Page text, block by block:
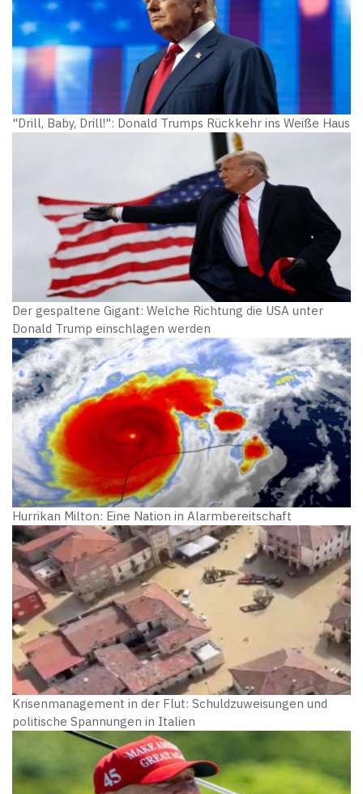
"Drill, Baby, Drill!": Donald Trumps Rückkehr ins Weiße Haus
Der gespaltene Gigant: Welche Richtung die USA unter
Donald Trump einschlagen werden
Hurrikan Milton: Eine Nation in Alarmbereitschaft
Krisenmanagement in der Flut: Schuldzuweisungen und
politische Spannungen in Italien